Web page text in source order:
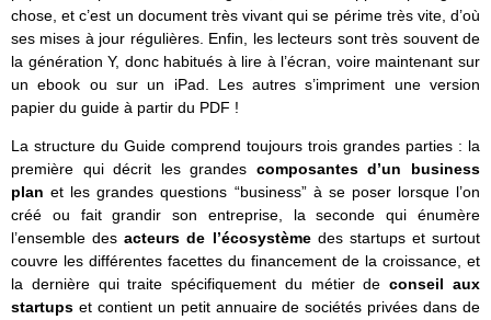
chose, et c’est un document très vivant qui se périme très vite, d’où
ses mises à jour régulières. Enfin, les lecteurs sont très souvent de
la génération Y, donc habitués à lire à l’écran, voire maintenant sur
un ebook ou sur un iPad. Les autres s’impriment une version
papier du guide à partir du PDF !
La structure du Guide comprend toujours trois grandes parties : la
première qui décrit les grandes composantes d’un business
planet les grandes questions “business” à se poser lorsque l’on
créé ou fait grandir son entreprise, la seconde qui énumère
l’ensemble desacteurs de l’écosystème des startups et surtout
couvre les différentes facettes du financement de la croissance, et
la dernière qui traite spécifiquement du métier deconseil aux
startups et contient un petit annuaire de sociétés privées dans de